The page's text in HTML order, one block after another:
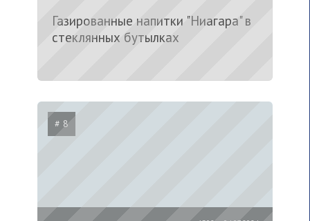
Газированные напитки "Ниагара" в
стеклянных бутылках
# 8